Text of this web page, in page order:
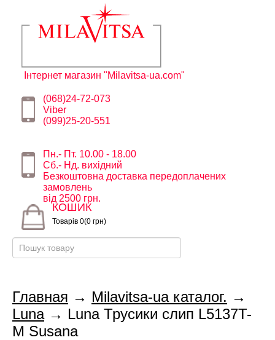
Інтернет магазин "Milavitsa-ua.com"
(068)24-72-073
Viber
(099)25-20-551
Пн.- Пт. 10.00 - 18.00
Сб.- Нд. вихідний
Безкоштовна доставка передоплачених
замовлень
від 2500 грн.
КОШИК
Товарів 0(0 грн)
Главная → Milavitsa-ua каталог. →
Luna→ Luna Трусики слип L5137T-
M Susana